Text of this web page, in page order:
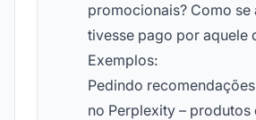
promocionais? Como se
tivesse pago por aquele
Exemplos:
Pedindo
no Perplexity –